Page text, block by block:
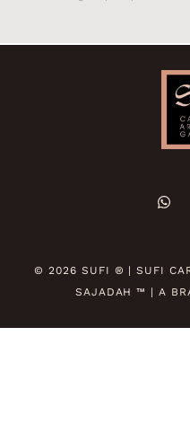
© 2026 SUFI ® | SUFI
SAJADAH ™ | A